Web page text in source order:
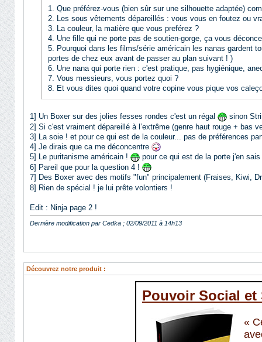
1. Que préférez-vous (bien sûr sur une silhouette adaptée)
2. Les sous vêtements dépareillés : vous vous en foutez ou
3. La couleur, la matière que vous preférez ?
4. Une fille qui ne porte pas de soutien-gorge, ça vous
5. Pourquoi dans les films/série américain les nanas gardent
portes de chez eux avant de passer au plan suivant ! )
6. Une nana qui porte rien : c'est pratique, pas hygiénique,
7. Vous messieurs, vous portez quoi ?
8. Et vous dites quoi quand votre copine vous pique vos
1] Un Boxer sur des jolies fesses rondes c'est un régal
sinon
2] Si c'est vraiment dépareillé à l’extrême (genre haut rouge + bas
3] La soie ! et pour ce qui est de la couleur... pas de préférences
4] Je dirais que ca me déconcentre
5] Le puritanisme américain !
pour ce qui est de la porte j'en sais
6] Pareil que pour la question 4 !
7] Des Boxer avec des motifs "fun" principalement (Fraises, Kiwi,
8] Rien de spécial ! je lui prête volontiers !
Edit : Ninja page 2 !
Dernière modification par Cedka ; 02/09/2011 à 14h13
Découvrez notre produit :